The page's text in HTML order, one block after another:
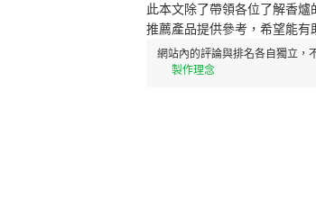
此本文除了帶領各位了解香
推薦產品提供參考，希望能有
網站內的評論與排名各自獨立，
製作理念